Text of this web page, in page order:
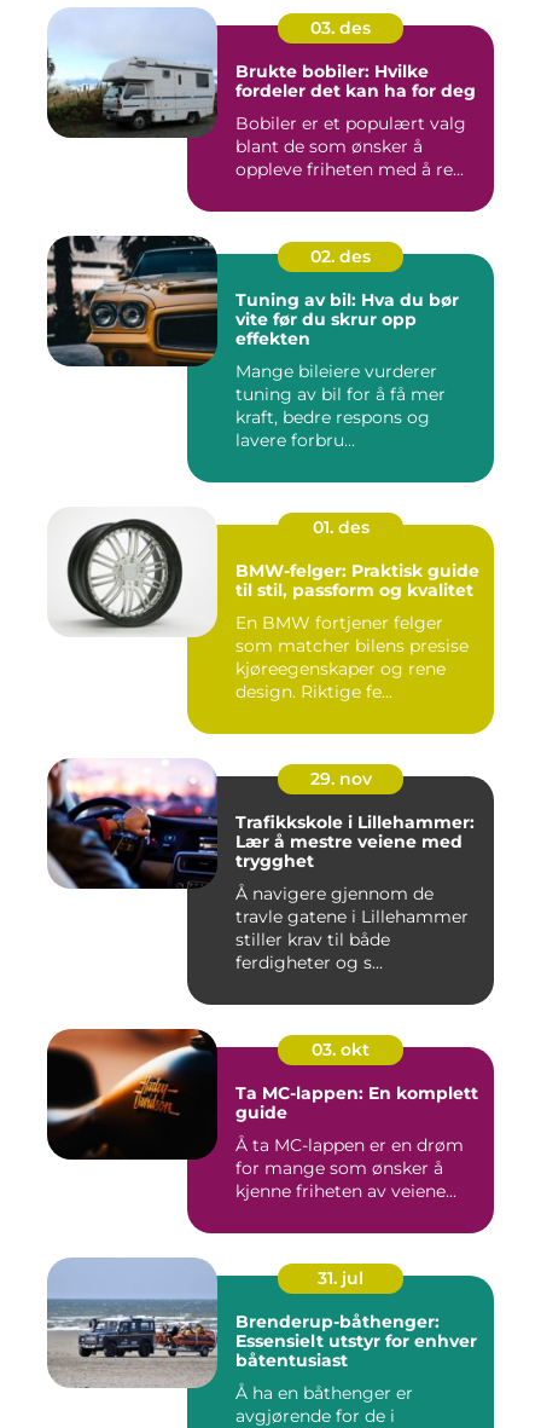
03. des
Brukte bobiler: Hvilke
fordeler det kan ha for deg
Bobiler er et populært valg
blant de som ønsker å
oppleve friheten med å re...
02. des
Tuning av bil: Hva du bør
vite før du skrur opp
effekten
Mange bileiere vurderer
tuning av bil for å få mer
kraft, bedre respons og
lavere forbru...
01. des
BMW-felger: Praktisk guide
til stil, passform og kvalitet
En BMW fortjener felger
som matcher bilens presise
kjøreegenskaper og rene
design. Riktige fe...
29. nov
Trafikkskole i Lillehammer:
Lær å mestre veiene med
trygghet
Å navigere gjennom de
travle gatene i Lillehammer
stiller krav til både
ferdigheter og s...
03. okt
Ta MC-lappen: En komplett
guide
Å ta MC-lappen er en drøm
for mange som ønsker å
kjenne friheten av veiene...
31. jul
Brenderup-båthenger:
Essensielt utstyr for enhver
båtentusiast
Å ha en båthenger er
avgjørende for de i